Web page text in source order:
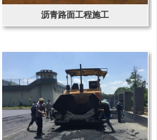
沥青路面工程施工